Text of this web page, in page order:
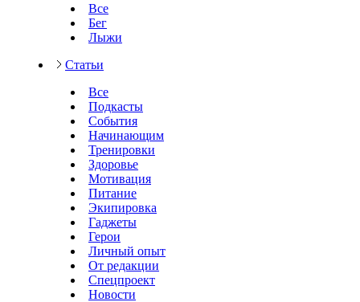
Все
Бег
Лыжи
Статьи
Все
Подкасты
События
Начинающим
Тренировки
Здоровье
Мотивация
Питание
Экипировка
Гаджеты
Герои
Личный опыт
От редакции
Спецпроект
Новости